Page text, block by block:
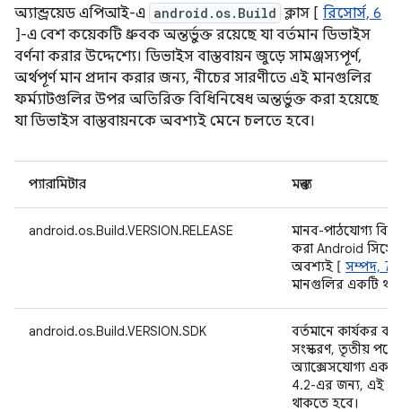
অ্যান্ড্রয়েড এপিআই-এ android.os.Build ক্লাস [ রিসোর্স, 6
]-এ বেশ কয়েকটি ধ্রুবক অন্তর্ভুক্ত রয়েছে যা বর্তমান ডিভাইস
বর্ণনা করার উদ্দেশ্যে। ডিভাইস বাস্তবায়ন জুড়ে সামঞ্জস্যপূর্ণ,
অর্থপূর্ণ মান প্রদান করার জন্য, নীচের সারণীতে এই মানগুলির
ফর্ম্যাটগুলির উপর অতিরিক্ত বিধিনিষেধ অন্তর্ভুক্ত করা হয়েছে
যা ডিভাইস বাস্তবায়নকে অবশ্যই মেনে চলতে হবে।
প্যারামিটার মন্তব্য
android.os.Build.VERSION.RELEASE
মানব-পাঠযোগ্য
করা Android
অবশ্যই [ সম্পদ, 7
মানগুলির একটি
android.os.Build.VERSION.SDK
বর্তমানে কার্যকর
সংস্করণ, তৃতীয়
অ্যাক্সেসযোগ্য
4.2-এর জন্য, এই
থাকতে হবে।